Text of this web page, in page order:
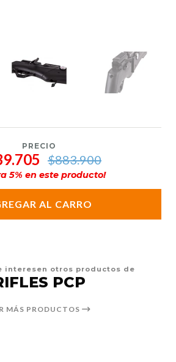
PRECIO
$883.900
5% en este producto!
AL CARRO
interesen otros productos de
PCP
MÁS PRODUCTOS